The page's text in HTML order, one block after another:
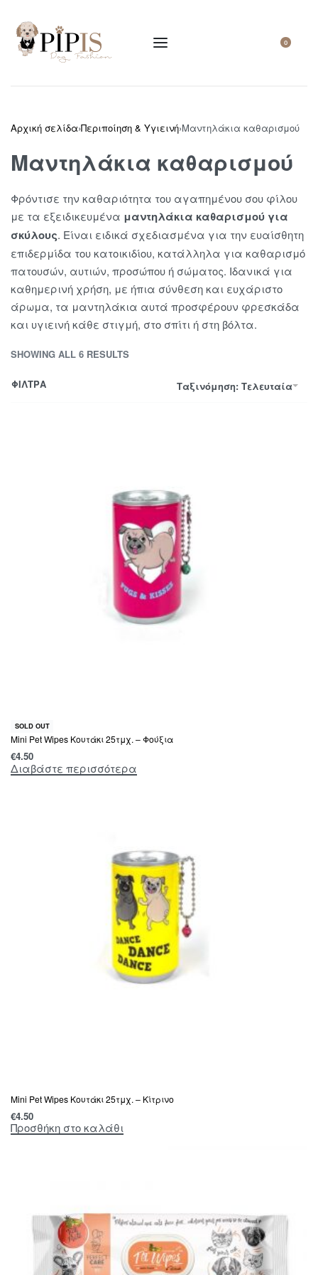
0
Αρχική σελίδα›Περιποίηση & Υγιεινή›Μαντηλάκια καθαρισμού
Μαντηλάκια καθαρισμού
Φρόντισε την καθαριότητα του αγαπημένου σου φίλου
με τα εξειδικευμένα μαντηλάκια καθαρισμού για
σκύλους. Είναι ειδικά σχεδιασμένα για την ευαίσθητη
επιδερμίδα του κατοικιδίου, κατάλληλα για καθαρισμό
πατουσών, αυτιών, προσώπου ή σώματος. Ιδανικά για
καθημερινή χρήση, με ήπια σύνθεση και ευχάριστο
άρωμα, τα μαντηλάκια αυτά προσφέρουν φρεσκάδα
και υγιεινή κάθε στιγμή, στο σπίτι ή στη βόλτα.
SHOWING ALL 6 RESULTS
Ταξινόμηση: Τελευταία
ΦΙΛΤΡΑ
SOLD OUT
Mini Pet Wipes Κουτάκι 25τμχ. – Φούξια
€4.50
Διαβάστε περισσότερα
Mini Pet Wipes Κουτάκι 25τμχ. – Κίτρινο
€4.50
Προσθήκη στο καλάθι